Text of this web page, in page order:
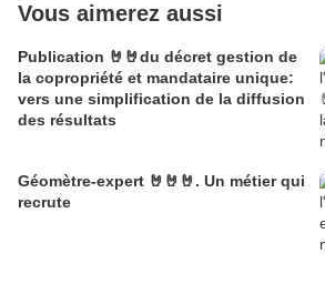
Vous aimerez aussi
Publication 🤘🤘du décret gestion de
la copropriété et mandataire unique:
vers une simplification de la diffusion
des résultats
Géomètre-expert 🤘🤘🤘. Un métier qui
recrute